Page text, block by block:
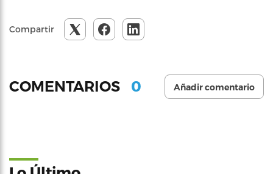
Compartir
COMENTARIOS 0 Añadir comentario